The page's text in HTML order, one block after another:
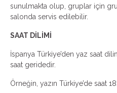
sunulmakta olup, gruplar için
salonda servis edilebilir.
SAAT DİLİMİ
İspanya Türkiye’den yaz saat
saat geridedir.
Örneğin, yazın Türkiye’de saat